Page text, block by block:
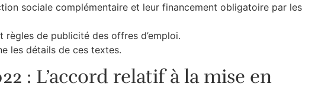
sociale complémentaire et leur financement obligatoire par les
de publicité des offres d’emploi.
les détails de ces textes.
: L’accord relatif à la mise en